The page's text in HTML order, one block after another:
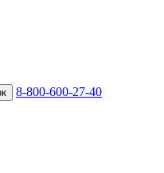
8-800-600-27-40